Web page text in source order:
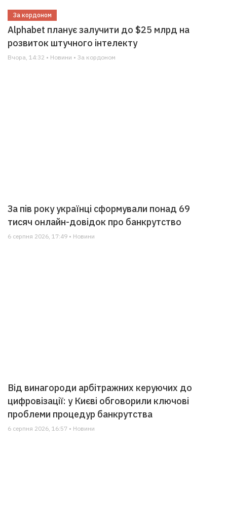
За кордоном
Alphabet планує залучити до $25 млрд на
розвиток штучного інтелекту
Вчора, 14:32 • Новини • За кордоном
За пів року українці сформували понад 69
тисяч онлайн-довідок про банкрутство
6 серпня 2026, 17:49 • Новини
Від винагороди арбітражних керуючих до
цифровізації: у Києві обговорили ключові
проблеми процедур банкрутства
6 серпня 2026, 16:57 • Новини